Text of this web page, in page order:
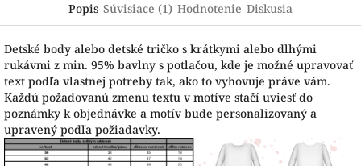
Popis Súvisiace (1) Hodnotenie Diskusia
Detské body alebo detské tričko s krátkymi alebo dlhými
rukávmi z min. 95% bavlny s potlačou, kde je možné upravovať
text podľa vlastnej potreby tak, ako to vyhovuje práve vám.
Každú požadovanú zmenu textu v motíve stačí uviesť do
poznámky k objednávke a motív bude personalizovaný a
upravený podľa požiadavky.